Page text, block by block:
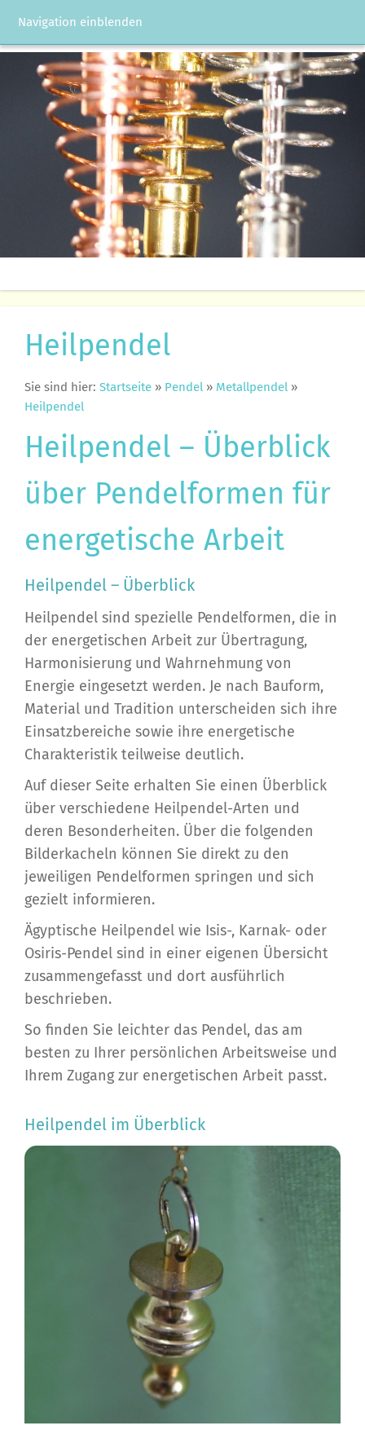
Navigation einblenden
Heilpendel
Sie sind hier: Startseite » Pendel » Metallpendel »
Heilpendel
Heilpendel – Überblick
über Pendelformen für
energetische Arbeit
Heilpendel – Überblick
Heilpendel sind spezielle Pendelformen, die in
der energetischen Arbeit zur Übertragung,
Harmonisierung und Wahrnehmung von
Energie eingesetzt werden. Je nach Bauform,
Material und Tradition unterscheiden sich ihre
Einsatzbereiche sowie ihre energetische
Charakteristik teilweise deutlich.
Auf dieser Seite erhalten Sie einen Überblick
über verschiedene Heilpendel-Arten und
deren Besonderheiten. Über die folgenden
Bilderkacheln können Sie direkt zu den
jeweiligen Pendelformen springen und sich
gezielt informieren.
Ägyptische Heilpendel wie Isis-, Karnak- oder
Osiris-Pendel sind in einer eigenen Übersicht
zusammengefasst und dort ausführlich
beschrieben.
So finden Sie leichter das Pendel, das am
besten zu Ihrer persönlichen Arbeitsweise und
Ihrem Zugang zur energetischen Arbeit passt.
Heilpendel im Überblick